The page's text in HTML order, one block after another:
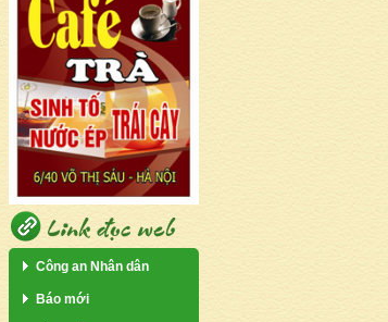
Công an Nhân dân
Báo mới